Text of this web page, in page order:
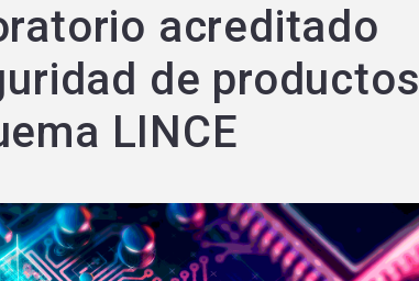
acreditado
de productos
LINCE